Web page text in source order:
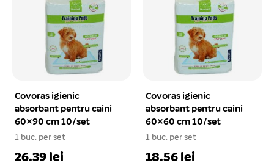
Covoras igienic
absorbant pentru caini
60×90 cm 10/set
1 buc. per set
26.39 lei
Covoras igienic
absorbant pentru caini
60×60 cm 10/set
1 buc. per set
18.56 lei